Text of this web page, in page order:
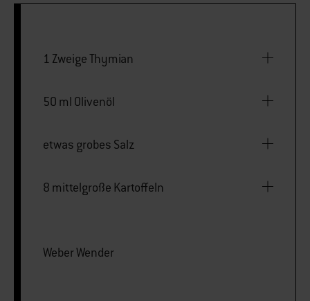
1 Zweige Thymian
50 ml Olivenöl
etwas grobes Salz
8 mittelgroße Kartoffeln
Weber Wender